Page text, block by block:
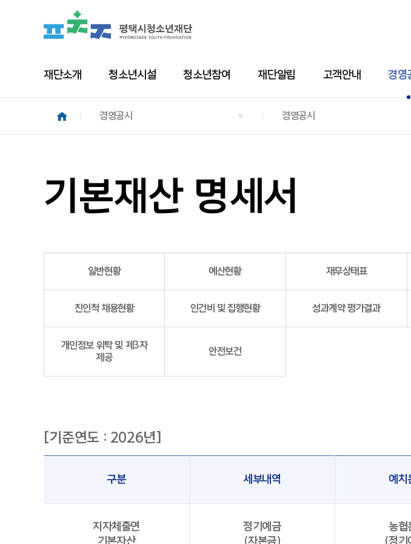
재단소개 청소년시설 청소년참여 재단알림 고객안내 경영
경영공시 경영공시
기본재산 명세서
일반현황 예산현황 재무상태표
친인척 채용현황 인건비 및 집행현황 성과계약 평가결과
개인정보 위탁 및 제3자
제공
안전보건
[기준연도 : 2026년]
구분 세부내역 예치
지자체출연
기본자산
정기예금
(자본금)
농협
(정기